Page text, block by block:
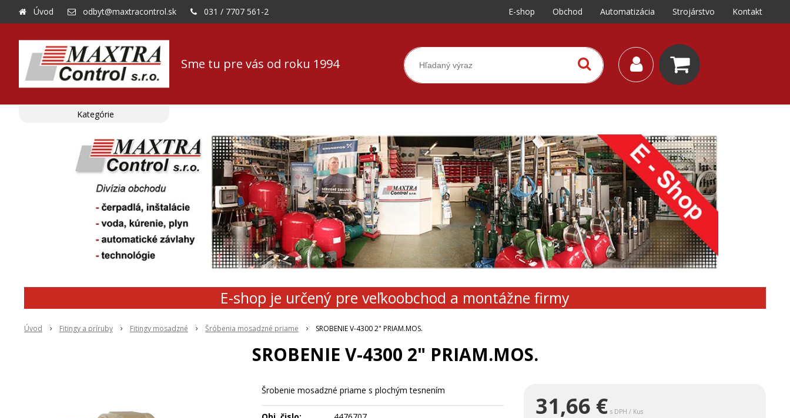
Sme tu pre vás od roku 1994
Úvod odbyt@maxtracontrol.sk 031 / 7707 561-2 E-shop Obchod Automatizácia Strojárstvo Kontakt
E-shop je určený pre veľkoobchod a montážne firmy
Úvod Fitingy a príruby Fitingy mosadzné Šróbenia mosadzné priame SROBENIE V-4300 2" PRIAM.MOS.
SROBENIE V-4300 2" PRIAM.MOS.
31,66 € s DPH / Kus
Šrobenie mosadzné priame s plochým tesnením
Kategórie